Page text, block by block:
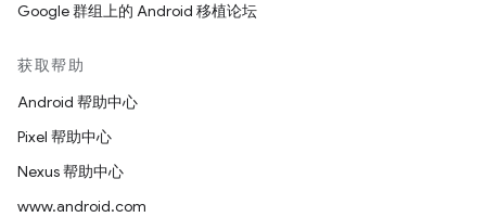
Google 群组上的 Android 移植论坛
获取帮助
Android 帮助中心
Pixel 帮助中心
Nexus 帮助中心
www.android.com